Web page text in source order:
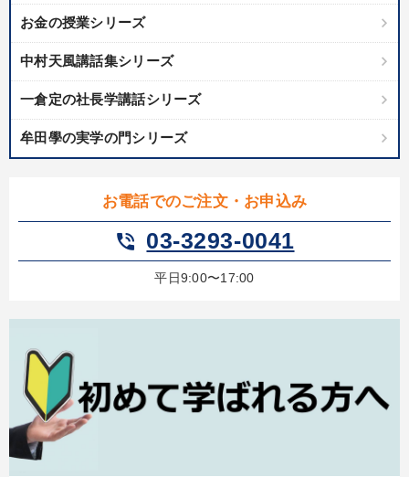
全国経営者セミナー収録〈売れ筋・人気〉音声＆動画20選
成功哲学・人間学 【3月】音声・映像
【2月】音声・映像 148回夏季大会 井上和弘の財務力UP
「儲けの本質」を突く
【最新刊】時代を超える経営150の言葉＋社長のスピーチ・話材
目的別
販売力を強化したい
お金の授業シリーズ
中村天風講話集シリーズ
一倉定の社長学講話シリーズ
牟田學の実学の門シリーズ
お電話でのご注文・お申込み
phone_in_talk 03-3293-0041
平日9:00〜17:00